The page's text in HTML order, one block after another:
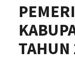
TAHUN